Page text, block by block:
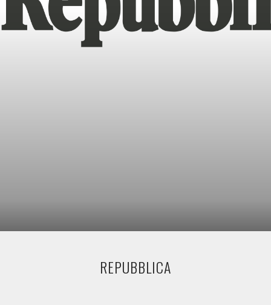
REPUBBLICA